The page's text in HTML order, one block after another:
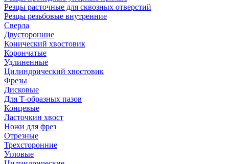
Резцы расточные для сквозных отверстий
Резцы резьбовые внутренние
Сверла
Двусторонние
Конический хвостовик
Корончатые
Удлиненные
Цилиндрический хвостовик
Фрезы
Дисковые
Для Т-образных пазов
Концевые
Ласточкин хвост
Ножи для фрез
Отрезные
Трехсторонние
Угловые